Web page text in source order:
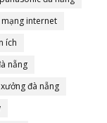
mạng internet
ích
nẵng
đà nẵng